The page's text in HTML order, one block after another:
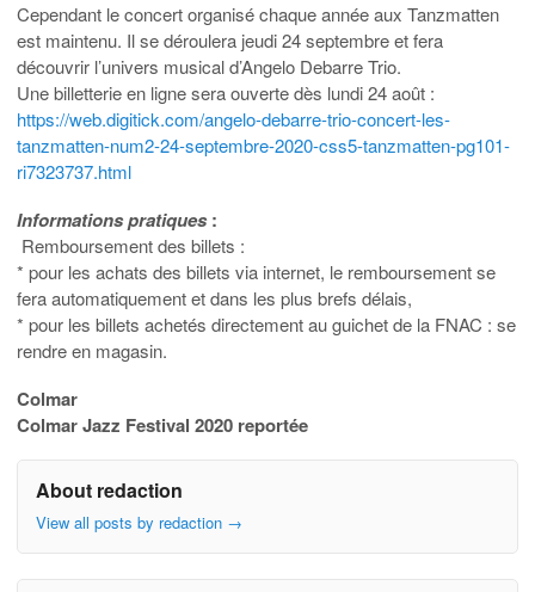
Cependant le concert organisé chaque année aux Tanzmatten
est maintenu. Il se déroulera jeudi 24 septembre et fera
découvrir l’univers musical d’Angelo Debarre Trio.
Une billetterie en ligne sera ouverte dès lundi 24 août :
https://web.digitick.com/angelo-debarre-trio-concert-les-
tanzmatten-num2-24-septembre-2020-css5-tanzmatten-pg101-
ri7323737.html
Informations pratiques:
Remboursement des billets :
* pour les achats des billets via internet, le remboursement se
fera automatiquement et dans les plus brefs délais,
* pour les billets achetés directement au guichet de la FNAC : se
rendre en magasin.
Colmar
Colmar Jazz Festival 2020 reportée
About redaction
View all posts by redaction →